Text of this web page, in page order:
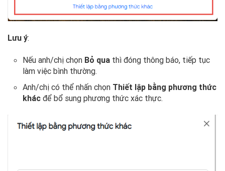
Lưu ý:
Nếu anh/chị chọn Bỏ qua thì đóng thông báo, tiếp tục
làm việc bình thường.
Anh/chị có thể nhấn chọn Thiết lập bằng phương thức
khác để bổ sung phương thức xác thực.